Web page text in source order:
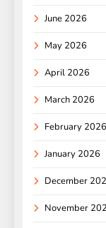
June 2026
May 2026
April 2026
March 2026
February 2026
January 2026
December
November